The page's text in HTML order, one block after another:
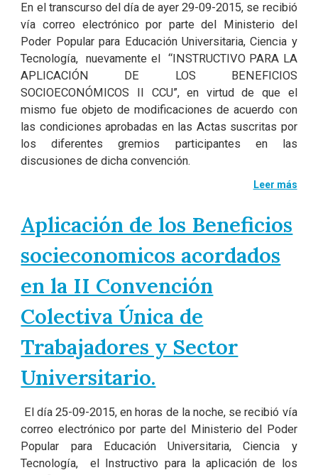
En el transcurso del día de ayer 29-09-2015, se recibió
vía correo electrónico por parte del Ministerio del
Poder Popular para Educación Universitaria, Ciencia y
Tecnología, nuevamente el “INSTRUCTIVO PARA LA
APLICACIÓN DE LOS BENEFICIOS
SOCIOECONÓMICOS II CCU”, en virtud de que el
mismo fue objeto de modificaciones de acuerdo con
las condiciones aprobadas en las Actas suscritas por
los diferentes gremios participantes en las
discusiones de dicha convención.
Leer más
Aplicación de los Beneficios
socieconomicos acordados
en la II Convención
Colectiva Única de
Trabajadores y Sector
Universitario.
El día 25-09-2015, en horas de la noche, se recibió vía
correo electrónico por parte del Ministerio del Poder
Popular para Educación Universitaria, Ciencia y
Tecnología, el Instructivo para la aplicación de los